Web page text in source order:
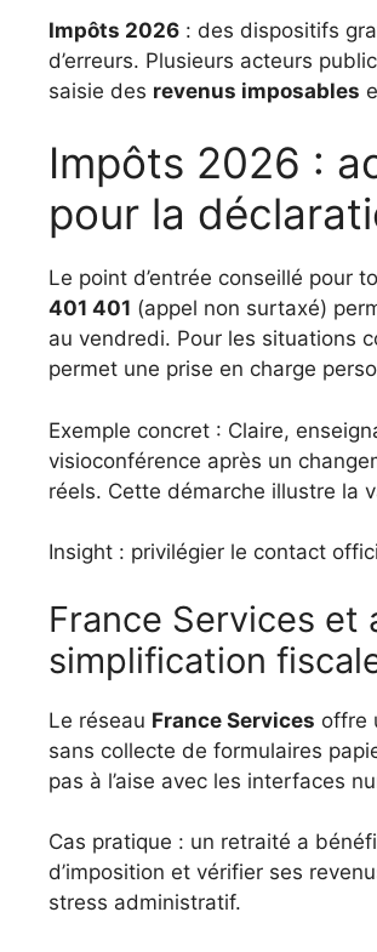
Impôts 2026 : des dispositifs
d’erreurs. Plusieurs acteurs
saisie des revenus imposables
Impôts 2026 :
pour la
Le point d’entrée conseillé pour
401 401 (appel non surtaxé)
au vendredi. Pour les situations
permet une prise en charge
Exemple concret : Claire,
visioconférence après un
réels. Cette démarche illustre la
Insight : privilégier le contact
France Services et
simplification
Le réseau France Services offre
sans collecte de formulaires
pas à l’aise avec les interfaces
Cas pratique : un retraité a
d’imposition et vérifier ses
stress administratif.